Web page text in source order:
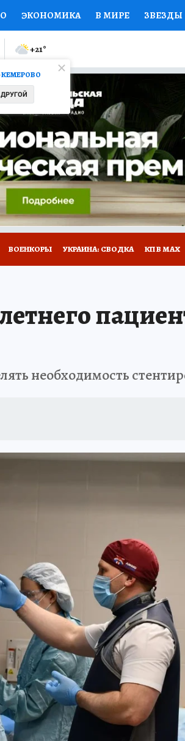
ЭКОНОМИКА В МИРЕ ЗВЕЗДЫ
Я ЗНАЮ СЕМЬЯ ЖЕНСКИЕ
СПЕЦПРОЕКТЫ
РАБОТА У НАС ГИД ПОТРЕБИТЕЛЯ
КЕМЕРОВО
+21°
ВОЕНКОРЫ УКРАИНА: СВОДКА КП В МАХ
необходимость